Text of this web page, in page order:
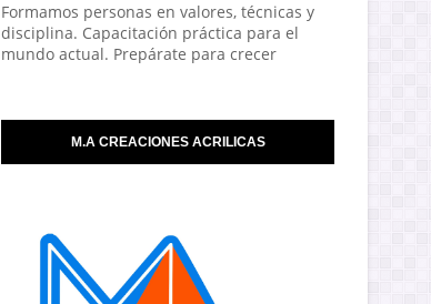
Formamos personas en valores, técnicas y
disciplina. Capacitación práctica para el
mundo actual. Prepárate para crecer
M.A CREACIONES ACRILICAS